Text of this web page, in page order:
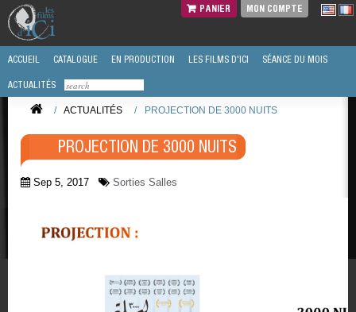
PANIER MON COMPTE
ACCUEIL CATALOGUE EN PRODUCTION LES FILMS D'ICI SÉANCE DU MOIS
ACTUALITÉS
/ ACTUALITÉS / PROJECTION DE 3000 NUITS
PROJECTION DE 3000 NUITS
Sep 5, 2017 Sorties Salles